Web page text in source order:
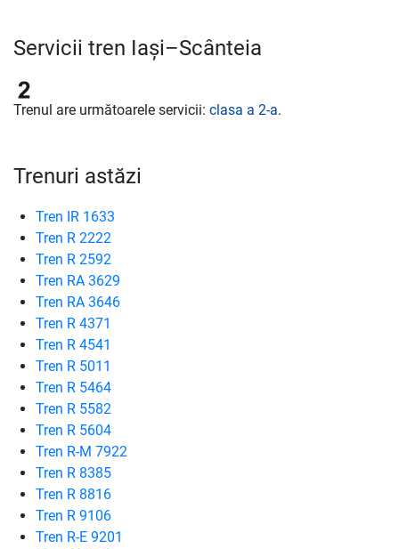
Servicii tren Iași–Scânteia
Trenul are următoarele servicii: clasa a 2-a.
Trenuri astăzi
Tren IR 1633
Tren R 2222
Tren R 2592
Tren RA 3629
Tren RA 3646
Tren R 4371
Tren R 4541
Tren R 5011
Tren R 5464
Tren R 5582
Tren R 5604
Tren R-M 7922
Tren R 8385
Tren R 8816
Tren R 9106
Tren R-E 9201